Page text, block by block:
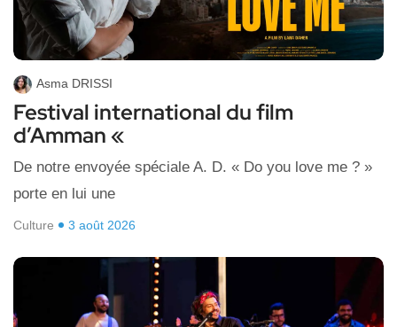
Asma DRISSI
Festival international du film
d’Amman «
De notre envoyée spéciale A. D. « Do you love me ? »
porte en lui une
Culture 3 août 2026